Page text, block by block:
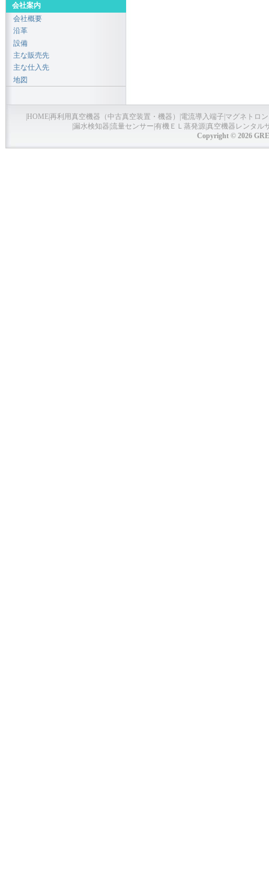
会社案内
会社概要
沿革
設備
主な販売先
主な仕入先
地図
HOME再利用真空機器（中古真空装置・機器） 電流導入端子 マグネトロ
漏水検知器 流量センサー 有機ＥＬ蒸発源真空機器レンタル
Copyright © 2026